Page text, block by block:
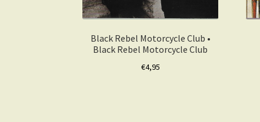
Black Rebel Motorcycle Club •
Black Rebel Motorcycle Club
€4,95